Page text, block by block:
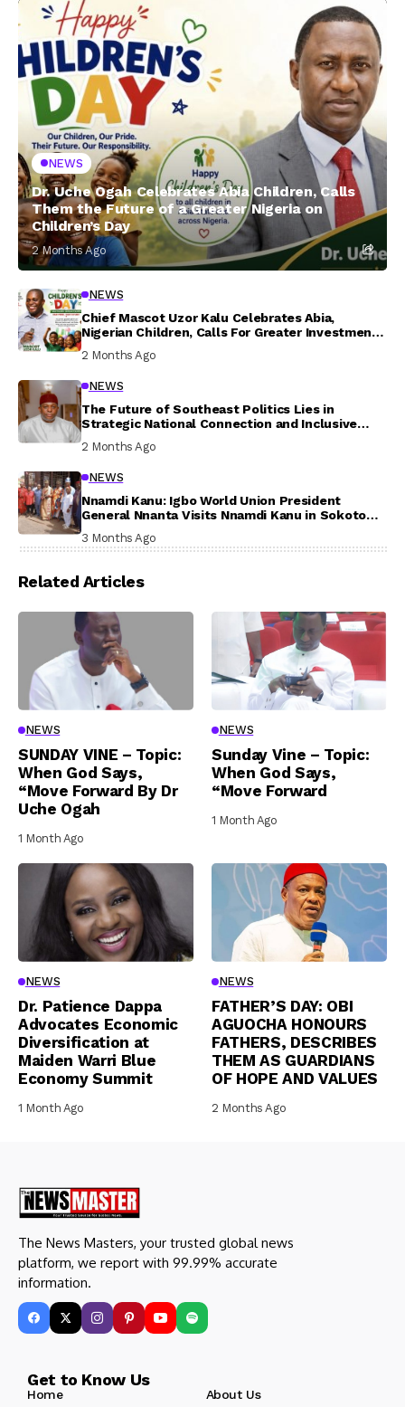
NEWS
Dr. Uche Ogah Celebrates Abia Children, Calls
Them the Future of a Greater Nigeria on
Children’s Day
2 Months Ago
NEWS
Chief Mascot Uzor Kalu Celebrates Abia,
Nigerian Children, Calls For Greater Investment
2 Months Ago
NEWS
The Future of Southeast Politics Lies in
Strategic National Connection and Inclusive
2 Months Ago
NEWS
Nnamdi Kanu: Igbo World Union President
General Nnanta Visits Nnamdi Kanu in Sokoto
3 Months Ago
Related Articles
NEWS
SUNDAY VINE – Topic:
When God Says,
“Move Forward By Dr
Uche Ogah
1 Month Ago
NEWS
Sunday Vine – Topic:
When God Says,
“Move Forward
1 Month Ago
NEWS
Dr. Patience Dappa
Advocates Economic
Diversification at
Maiden Warri Blue
Economy Summit
1 Month Ago
NEWS
FATHER’S DAY: OBI
AGUOCHA HONOURS
FATHERS, DESCRIBES
THEM AS GUARDIANS
OF HOPE AND VALUES
2 Months Ago
The News Masters, your trusted global news
platform, we report with 99.99% accurate
information.
Get to Know Us
Home About Us